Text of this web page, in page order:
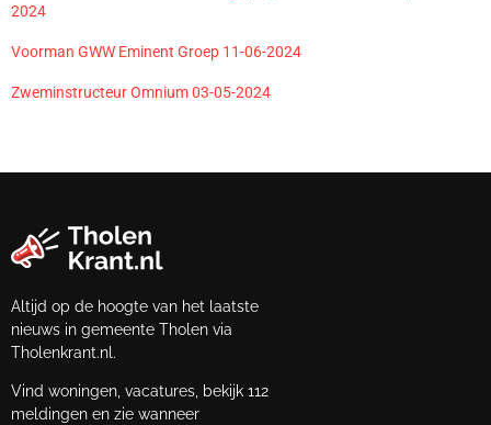
2024
Voorman GWW Eminent Groep 11-06-2024
Zweminstructeur Omnium 03-05-2024
Altijd op de hoogte van het laatste
nieuws in gemeente Tholen via
Tholenkrant.nl.
Vind woningen, vacatures, bekijk 112
meldingen en zie wanneer